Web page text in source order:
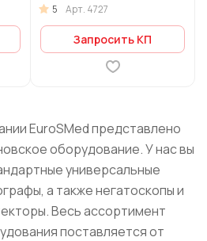
5 Арт. 4727
Запросить КП
EuroSMed представлено
оборудование. У нас вы
универсальные
а также негатоскопы и
Весь ассортимент
поставляется от